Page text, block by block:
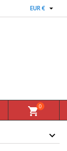
EUR € 
shopping_cart0